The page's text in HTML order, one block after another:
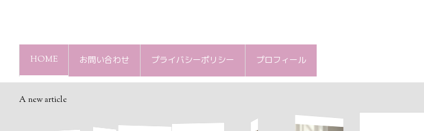
HOME お問い合わせ プライバシーポリシー プロフィール
A new article